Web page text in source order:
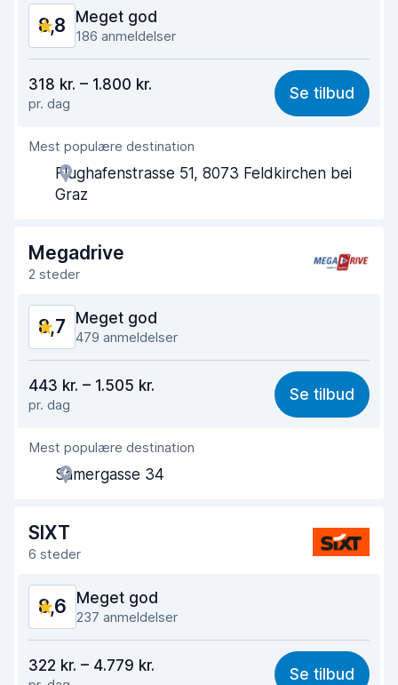
Bilens tilstand
8,8 Meget god
186 anmeldelser
8,4
Nemt at finde 8,8
Agentens hjælpsomhed
Afhentningshastighed
Renlighed af bilen 9,1
Bilens tilstand
318 kr. – 1.800 kr.
pr. dag
Se tilbud
Mest populære destination
Flughafenstrasse 51, 8073 Feldkirchen bei
Graz
Megadrive
2 steder
8,7 Meget god
479 anmeldelser
8,4
Nemt at finde 8,7
Agentens hjælpsomhed
Afhentningshastighed
Afleveringshastighed 9,0
Bilens tilstand
443 kr. – 1.505 kr.
pr. dag
Se tilbud
Mest populære destination
Samergasse 34
SIXT
6 steder
8,6 Meget god
237 anmeldelser
8,1
322 kr. – 4.779 kr. Se tilbud